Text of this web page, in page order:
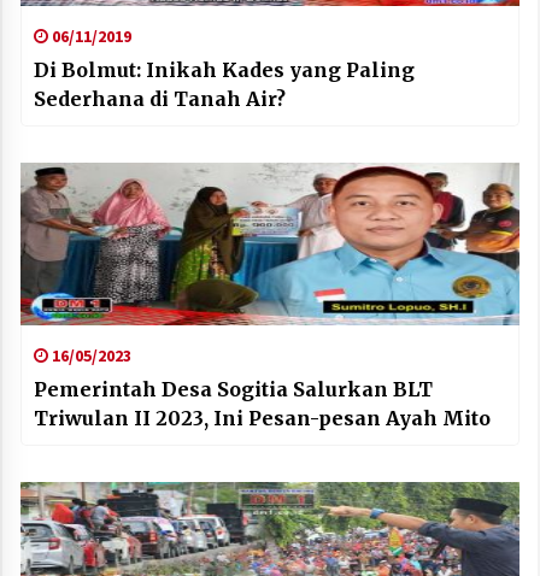
06/11/2019
Di Bolmut: Inikah Kades yang Paling
Sederhana di Tanah Air?
16/05/2023
Pemerintah Desa Sogitia Salurkan BLT
Triwulan II 2023, Ini Pesan-pesan Ayah Mito